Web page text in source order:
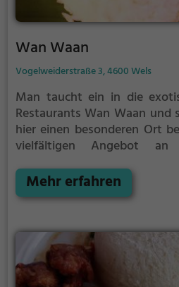
Wan Waan
Vogelweiderstraße 3, 4600 Wels
Man taucht ein in die
Restaurants Wan Waan
hier einen besonderen Ort
vielfältigen Angebot an
und Curry-Gerichten bietet
Geschmack das Passende.
und erfrischenden Getränke
Gaumen verwöhnt und es
sich gerne kulinarisch
Waan in Wels ist definitiv
Mehr erfahren